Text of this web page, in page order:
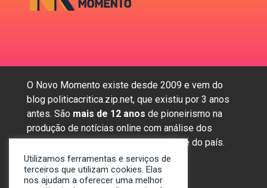
O Novo Momento existe desde 2009 e vem do
blog politicacritica.zip.net, que existiu por 3 anos
antes. São mais de 12 anos de pioneirismo na
produção de notícias online com análise dos
assuntos mais importantes da região e do país.
Sobre nós
Utilizamos ferramentas e serviços de
terceiros que utilizam cookies. Elas
nos ajudam a oferecer uma melhor